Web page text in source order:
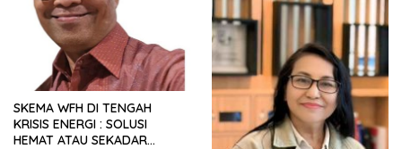
SKEMA WFH DI TENGAH
KRISIS ENERGI : SOLUSI
HEMAT ATAU SEKADAR